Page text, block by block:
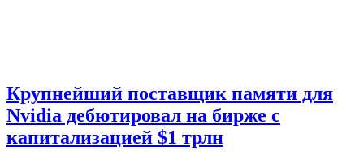
Крупнейший поставщик памяти для
Nvidia дебютировал на бирже с
капитализацией $1 трлн